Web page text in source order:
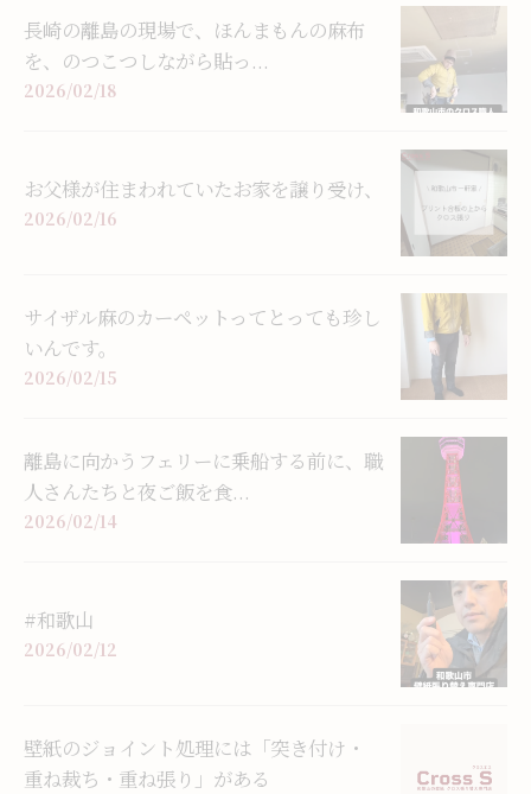
長崎の離島の現場で、ほんまもんの麻布
を、のつこつしながら貼っ...
2026/02/18
お父様が住まわれていたお家を譲り受け、
2026/02/16
サイザル麻のカーペットってとっても珍し
いんです。
2026/02/15
離島に向かうフェリーに乗船する前に、職
人さんたちと夜ご飯を食...
2026/02/14
#和歌山
2026/02/12
壁紙のジョイント処理には「突き付け・
重ね裁ち・重ね張り」がある